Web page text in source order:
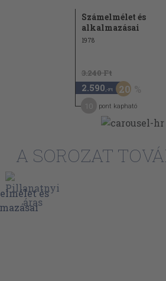
155
155
Számelmélet és
alkalmazásai
1978
3.240 Ft
2.590 ,-Ft 20
pont kapható
A SOROZAT